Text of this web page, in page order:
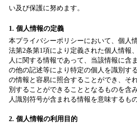
い及び保護に努めます。
1. 個人情報の定義
本プライバシーポリシーにおいて、個人
法第2条第1項により定義された個人情報
人に関する情報であって、当該情報に含
の他の記述等により特定の個人を識別す
の情報と容易に照合することができ、そ
別することができることとなるものを含
人識別符号が含まれる情報を意味するも
2. 個人情報の利用目的